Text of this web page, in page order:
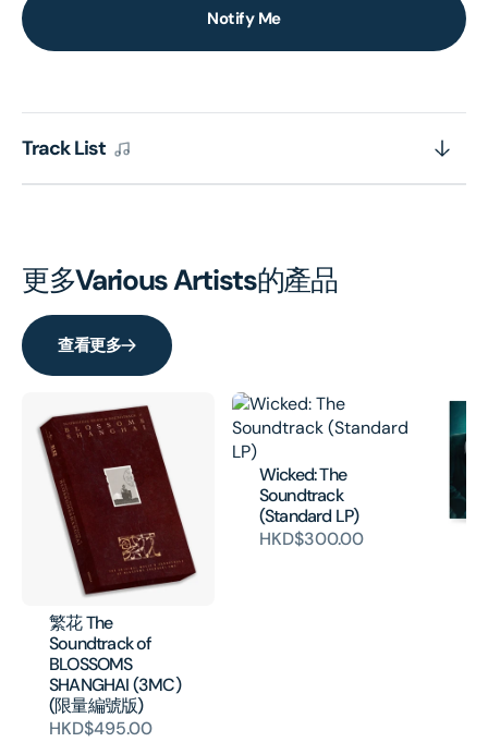
Notify Me
Track List
更多Various Artists的產品
查看更多
繁花 The
Soundtrack of
BLOSSOMS
SHANGHAI (3MC)
(限量編號版)
HKD$495.00
Wicked: The
Soundtrack
(Standard LP)
HKD$300.00